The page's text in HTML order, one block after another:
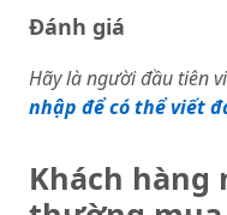
Đánh giá
Hãy là người đầu tiên
nhập để có thể viết
Khách hàng